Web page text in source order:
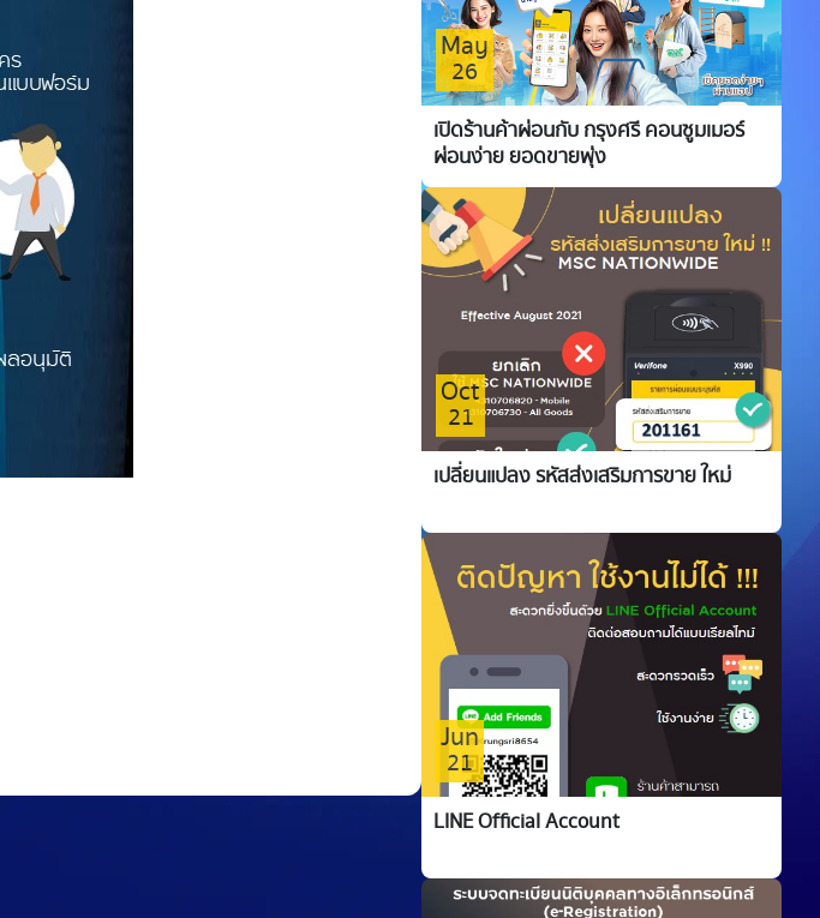
May
26
เปิดร้านค้าผ่อนกับ กรุงศรี คอนซูมเมอร์
ผ่อนง่าย ยอดขายพุ่ง
Oct
21
เปลี่ยนแปลง รหัสส่งเสริมการขาย ใหม่
Jun
21
LINE Official Account